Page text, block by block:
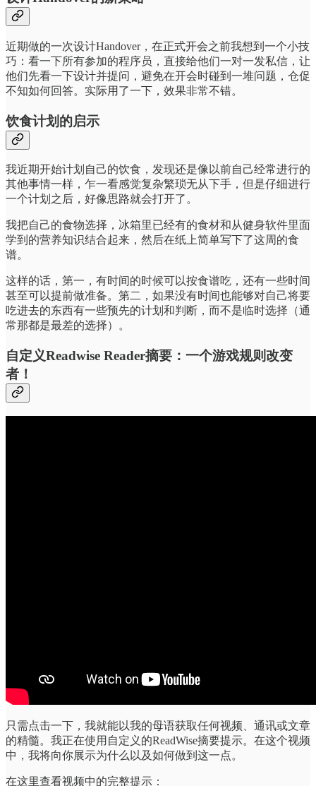
近期做的一次设计Handover，在正式开会之前我想到一个小技
巧：看一下所有参加的程序员，直接给他们一对一发私信，让
他们先看一下设计并提问，避免在开会时碰到一堆问题，仓促
不知如何回答。实际用了一下，效果非常不错。
饮食计划的启示
我近期开始计划自己的饮食，发现还是像以前自己经常进行的
其他事情一样，乍一看感觉复杂繁琐无从下手，但是仔细进行
一个计划之后，好像思路就会打开了。
我把自己的食物选择，冰箱里已经有的食材和从健身软件里面
学到的营养知识结合起来，然后在纸上简单写下了这周的食
谱。
这样的话，第一，有时间的时候可以按食谱吃，还有一些时间
甚至可以提前做准备。第二，如果没有时间也能够对自己将要
吃进去的东西有一些预先的计划和判断，而不是临时选择（通
常那都是最差的选择）。
自定义Readwise Reader摘要：一个游戏规则改变
者！
只需点击一下，我就能以我的母语获取任何视频、通讯或文章
的精髓。我正在使用自定义的ReadWise摘要提示。在这个视频
中，我将向你展示为什么以及如何做到这一点。
在这里查看视频中的完整提示：